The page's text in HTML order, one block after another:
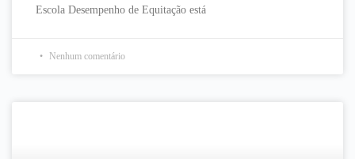
Escola Desempenho de Equitação está
Nenhum comentário